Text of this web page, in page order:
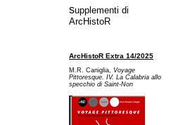
supplementi di
ArcHistoR
ArcHistoR Extra 14/2025
M.R. Caniglia, Voyage
Pittoresque. IV. La Calabria allo
specchio di Saint-Non